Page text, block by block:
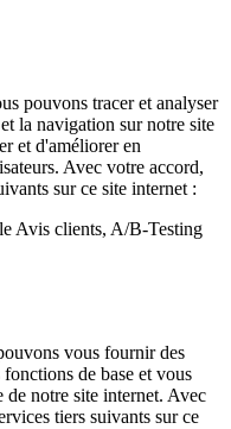
pouvons tracer et analyser
la navigation sur notre site
et d'améliorer en
Avec votre accord,
sur ce site internet :
Avis clients, A/B-Testing
vous fournir des
de base et vous
de notre site internet. Avec
tiers suivants sur ce